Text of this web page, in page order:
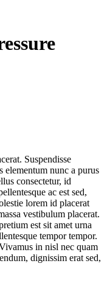
Suspendisse
elementum nunc a purus
consectetur, id
ac est sed,
lorem id placerat
vestibulum placerat.
est sit amet urna
tempor tempor.
in nisl nec quam
dignissim erat sed,